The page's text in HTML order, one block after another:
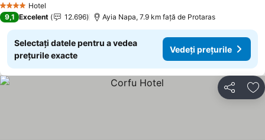
4 Stele Hotel
9,1 Excelent 12.696 Ayia Napa, 7.9 km faţă de Protaras
Selectați datele pentru a vedea
prețurile exacte
Vedeți prețurile
Distribuiți